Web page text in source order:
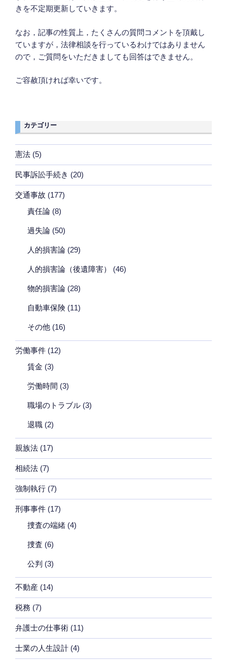
きを不定期更新していきます。
なお，記事の性質上，たくさんの質問コメントを頂戴し
ていますが，法律相談を行っているわけではありません
ので，ご質問をいただきましても回答はできません。
ご容赦頂ければ幸いです。
カテゴリー
憲法 (5)
民事訴訟手続き (20)
交通事故 (177)
責任論 (8)
過失論 (50)
人的損害論 (29)
人的損害論（後遺障害） (46)
物的損害論 (28)
自動車保険 (11)
その他 (16)
労働事件 (12)
賃金 (3)
労働時間 (3)
職場のトラブル (3)
退職 (2)
親族法 (17)
相続法 (7)
強制執行 (7)
刑事事件 (17)
捜査の端緒 (4)
捜査 (6)
公判 (3)
不動産 (14)
税務 (7)
弁護士の仕事術 (11)
士業の人生設計 (4)